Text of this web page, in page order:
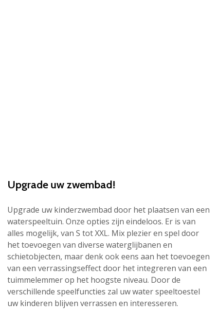
Upgrade uw zwembad!
Upgrade uw kinderzwembad door het plaatsen van een
waterspeeltuin. Onze opties zijn eindeloos. Er is van
alles mogelijk, van S tot XXL. Mix plezier en spel door
het toevoegen van diverse waterglijbanen en
schietobjecten, maar denk ook eens aan het toevoegen
van een verrassingseffect door het integreren van een
tuimmelemmer op het hoogste niveau. Door de
verschillende speelfuncties zal uw water speeltoestel
uw kinderen blijven verrassen en interesseren.